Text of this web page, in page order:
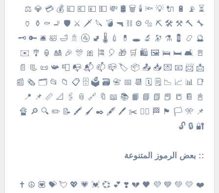
⏳ 📡 🔋 🔌 💡 🔦 🕯 🗑 🛢 💸 💵 💴 💶 💷 💰 💳 💎 ⚖️
🔧 🔨 ⚒ 🛠 ⛏ 🔩 ⚙️ ⛓ 🔫 💣 🔪 🗡 ⚔️ 🛡 🚬 ⚰️ ⚱️ 🏺
🔮 📿 💈 ⚗️ 🔭 🔬 🕳 💊 💉 🌡 🚽 🚰 🚿 🛁 🛀 🛎 🔑 🗝
🚪 🛋 🛏 🛌 🖼 🛍 🛒 🎁 🎈 🎏 🎀 🎊 🎉 🎎 🏮 🎐 ✉️
📩 📨 📧 💌 📥 📤 📦 🏷 📪 📫 📬 📭 📮 📯 📜 📃 📄
📑 📊 📈 📉 🗒 🗓 📆 📅 📇 🗃 🗳 🗄 📋 📁 📂 🗂 🗞 📰
📓 📔 📒 📕 📗 📘 📙 📚 📖 🔖 🔗 📎 🖇 📐 📏 📌 📍
📌 🎌 🏳️ 🏴 🏁 🏳️‍🌈 ✂️ 🖊 🖋 ✒️ 🖌 🖍 📝 ✏️ 🔍 🔎 🔏
🔐 🔒 🔓
:: بعض الرموز المتنوعة
❤️ 💛 💚 💙 💜 🖤 💔 ❣️ 💕 💞 💓 💗 💖 💘 💝 💟 ☮️ ✝️